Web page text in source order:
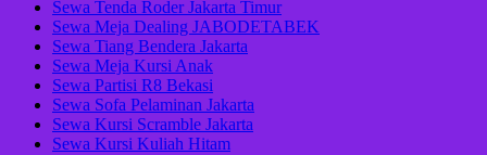
Sewa Tenda Roder Jakarta Timur
Sewa Meja Dealing JABODETABEK
Sewa Tiang Bendera Jakarta
Sewa Meja Kursi Anak
Sewa Partisi R8 Bekasi
Sewa Sofa Pelaminan Jakarta
Sewa Kursi Scramble Jakarta
Sewa Kursi Kuliah Hitam